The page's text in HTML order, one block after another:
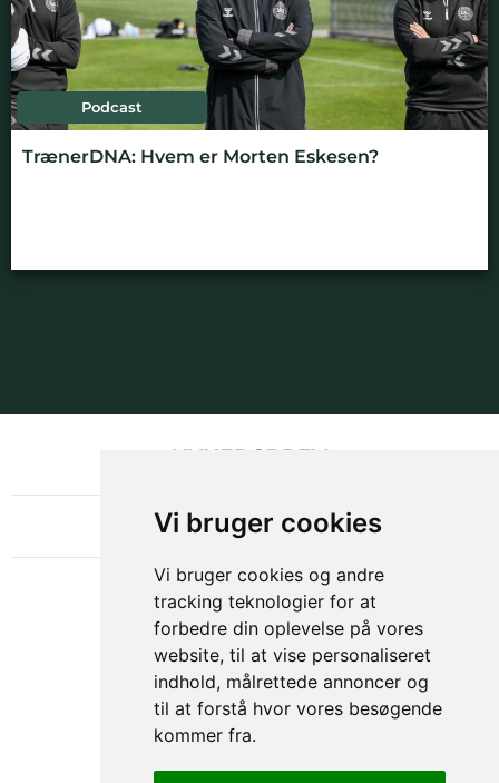
Vi bruger cookies
Vi bruger cookies og andre
tracking teknologier for at
forbedre din oplevelse på vores
website, til at vise personaliseret
indhold, målrettede annoncer og
til at forstå hvor vores besøgende
kommer fra.
Podcast
TrænerDNA: Hvem er Morten Eskesen?
NYHEDSBREV
OM GAMECHANGER